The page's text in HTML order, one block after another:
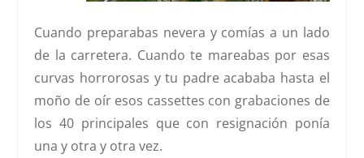
Cuando preparabas nevera y comías a un lado
de la carretera. Cuando te mareabas por esas
curvas horrorosas y tu padre acababa hasta el
moño de oír esos cassettes con grabaciones de
los 40 principales que con resignación ponía
una y otra y otra vez.